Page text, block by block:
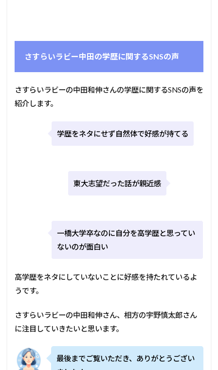
さすらいラビー中田の学歴に関するSNSの声
さすらいラビーの中田和伸さんの学歴に関するSNSの声を
紹介します。
学歴をネタにせず自然体で好感が持てる
東大志望だった話が親近感
一橋大学卒なのに自分を高学歴と思ってい
ないのが面白い
高学歴をネタにしていないことに好感を持たれているよ
うです。
さすらいラビーの中田和伸さん、相方の宇野慎太郎さん
に注目していきたいと思います。
最後までご覧いただき、ありがとうござい